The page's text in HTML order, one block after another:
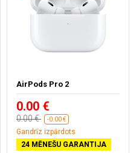
AirPods Pro 2
0.00 €
0.00 € -0.00 €
Gandrīz izpārdots
24 MĒNEŠU GARANTIJA